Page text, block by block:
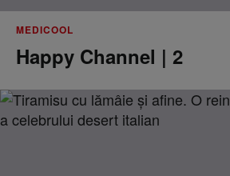
MEDICOOL
Happy Channel | 2